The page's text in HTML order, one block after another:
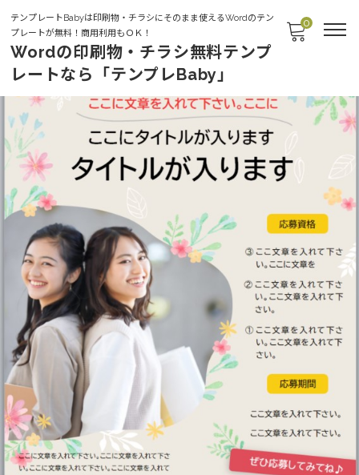
テンプレートBabyは印刷物・チラシにそのまま使えるWordのテン
プレートが無料！商用利用もＯＫ！
Wordの印刷物・チラシ無料テンプ
レートなら「テンプレBaby」
0